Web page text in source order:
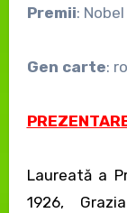
Premii:
Gen carte:
Laureată a
1926,